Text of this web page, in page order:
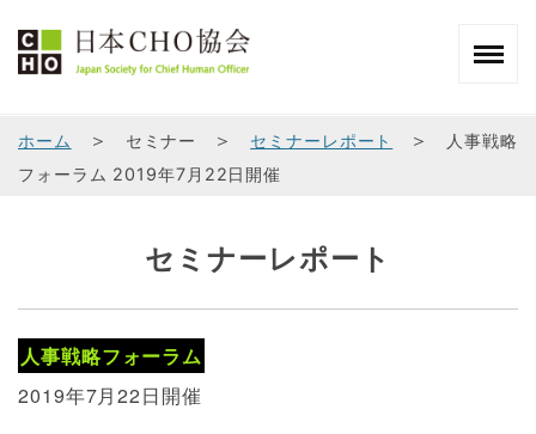
ホーム ＞ セミナー ＞ セミナーレポート ＞
人事戦略
フォーラム 2019年7月22日開催
セミナーレポート
人事戦略フォーラム
2019年7月22日開催